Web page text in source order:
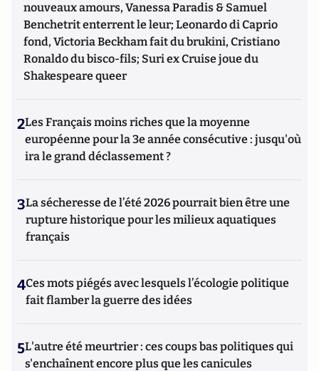
nouveaux amours, Vanessa Paradis & Samuel
Benchetrit enterrent le leur; Leonardo di Caprio
fond, Victoria Beckham fait du brukini, Cristiano
Ronaldo du bisco-fils; Suri ex Cruise joue du
Shakespeare queer
2Les Français moins riches que la moyenne
européenne pour la 3e année consécutive : jusqu'où
ira le grand déclassement ?
3La sécheresse de l’été 2026 pourrait bien être une
rupture historique pour les milieux aquatiques
français
4Ces mots piégés avec lesquels l’écologie politique
fait flamber la guerre des idées
5L'autre été meurtrier : ces coups bas politiques qui
s'enchaînent encore plus que les canicules